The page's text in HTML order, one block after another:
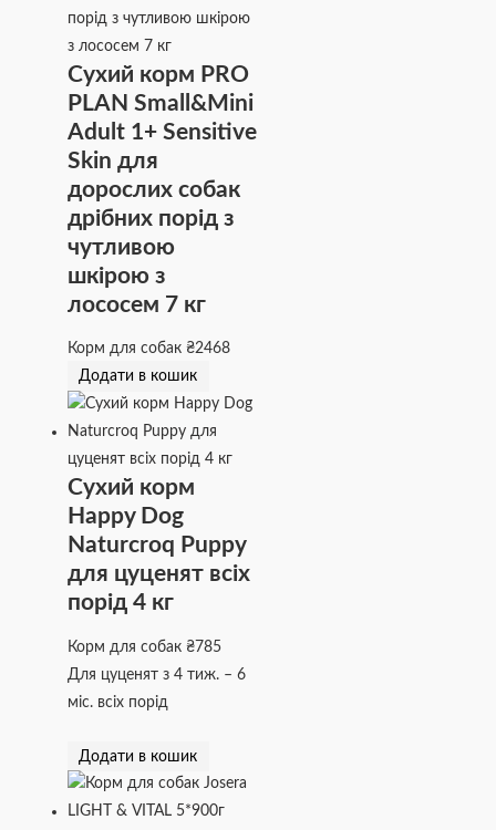
Сухий корм PRO
PLAN Small&Mini
Adult 1+ Sensitive
Skin для
дорослих собак
дрібних порід з
чутливою
шкірою з
лососем 7 кг
Корм для собак₴2468
Додати в кошик
Сухий корм
Happy Dog
Naturcroq Puppy
для цуценят всіх
порід 4 кг
Корм для собак₴785
Для цуценят з 4 тиж. – 6
міс. всіх порід
Додати в кошик